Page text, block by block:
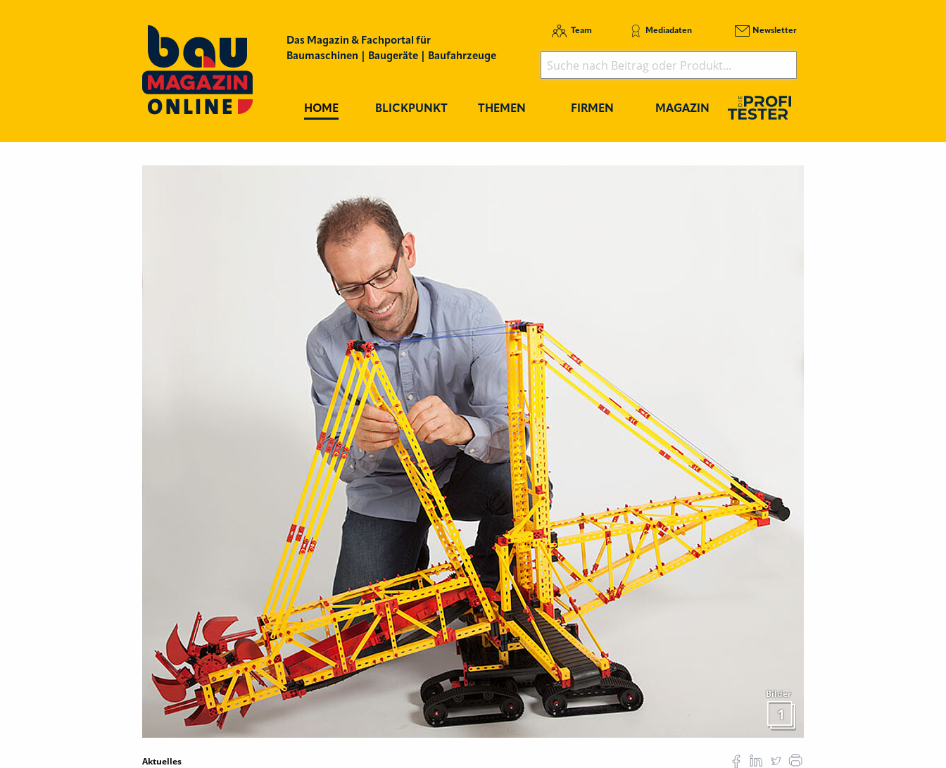
Das Magazin & Fachportal für
Baumaschinen | Baugeräte | Baufahrzeuge
Team Mediadaten Newsletter
HOME BLICKPUNKT THEMEN FIRMEN MAGAZIN
Bilder
1
Aktuelles